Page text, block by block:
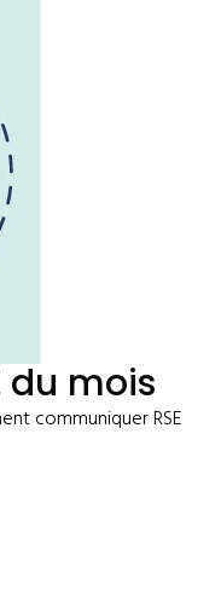
du mois
communiquer RSE